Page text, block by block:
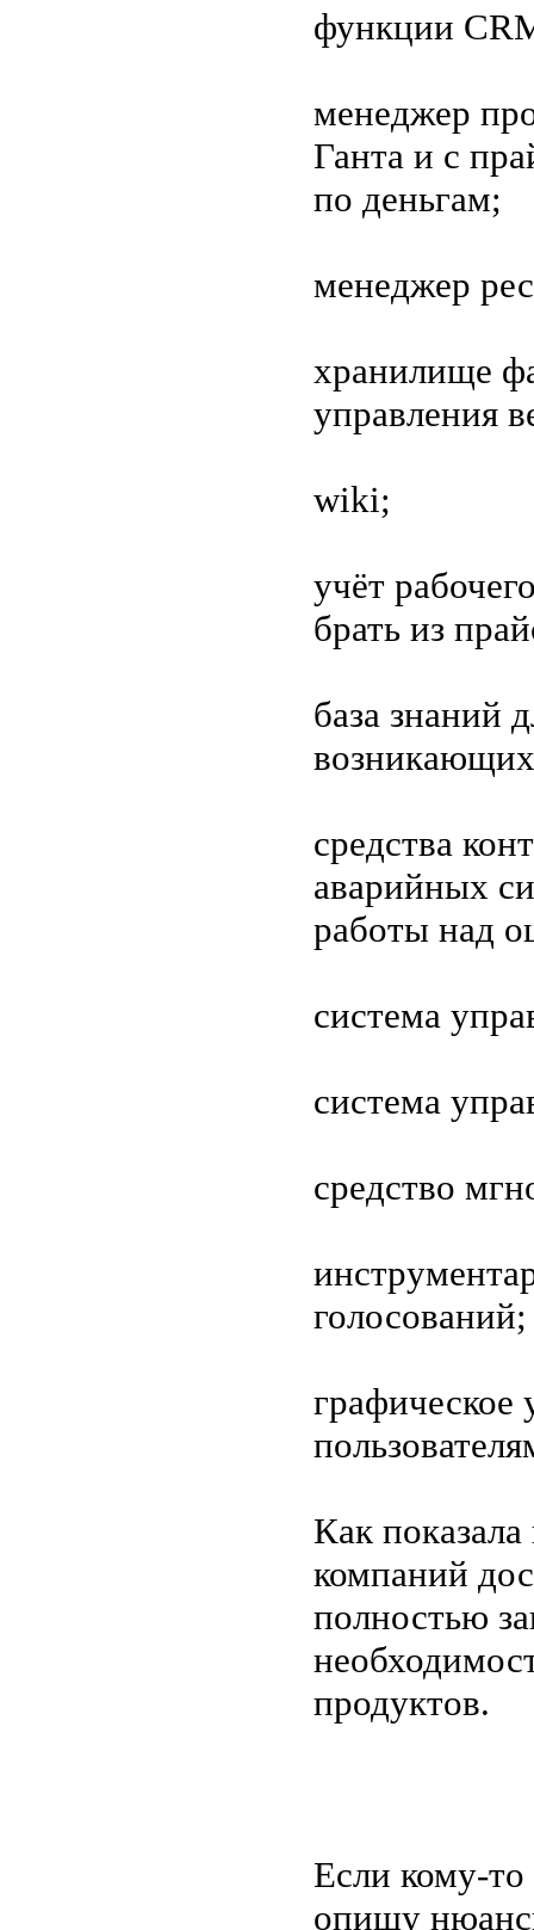
функции
менеджер
Ганта и с
по деньгам;
менеджер
хранилище
управления
wiki;
учёт
брать из
база знаний
средства
аварийных
работы над
система
система
средство
голосований;
графическое
Как
компаний
полностью
продуктов.
Если кому-то
опишу